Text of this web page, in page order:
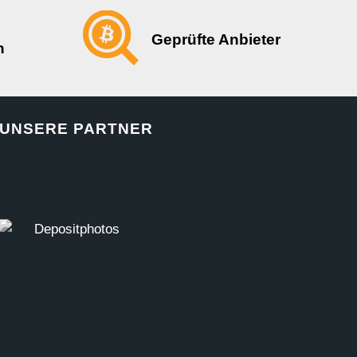
Geprüfte Anbieter
UNSERE PARTNER